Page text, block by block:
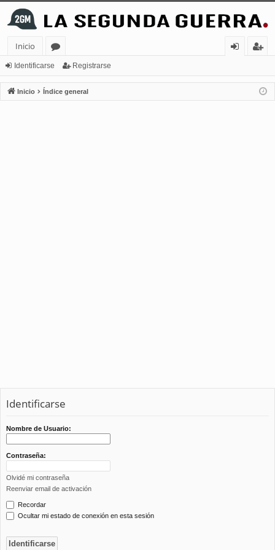
Inicio
or
os
nt
ifi
ist
ra
Identificarse Registrarse
Inicio Índice general
Identificarse
Nombre de Usuario:
Contraseña:
Olvidé mi contraseña
Reenviar email de activación
Recordar
Ocultar mi estado de conexión en esta sesión